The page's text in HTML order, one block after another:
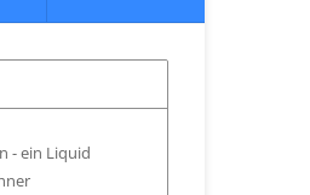
- ein Liquid